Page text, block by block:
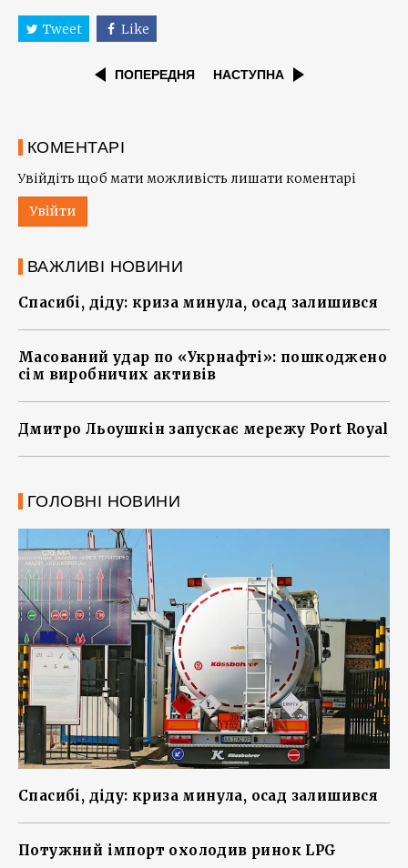
Tweet Like
ПОПЕРЕДНЯ НАСТУПНА
КОМЕНТАРІ
Увійдіть щоб мати можливість лишати коментарі
Увійти
ВАЖЛИВІ НОВИНИ
Спасибі, діду: криза минула, осад залишився
Масований удар по «Укрнафті»: пошкоджено
сім виробничих активів
Дмитро Льоушкін запускає мережу Port Royal
ГОЛОВНІ НОВИНИ
Спасибі, діду: криза минула, осад залишився
Потужний імпорт охолодив ринок LPG